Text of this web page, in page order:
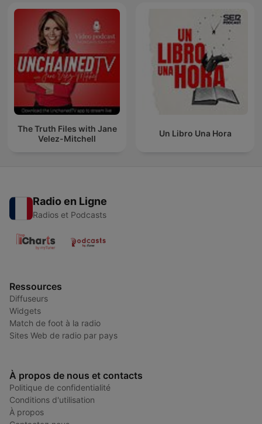
The Truth Files with Jane
Velez-Mitchell
Un Libro Una Hora
Radio en Ligne
Radios et Podcasts
Ressources
Diffuseurs
Widgets
Match de foot à la radio
Sites Web de radio par pays
À propos de nous et contacts
Politique de confidentialité
Conditions d'utilisation
À propos